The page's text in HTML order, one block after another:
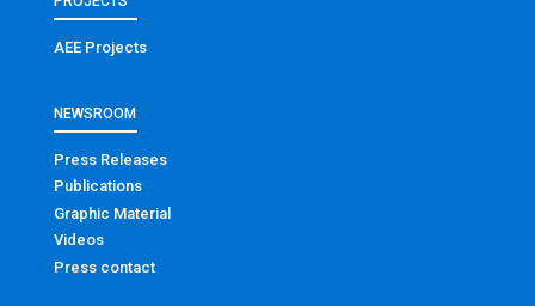
AEE Projects
NEWSROOM
Press Releases
Publications
Graphic Material
Videos
Press contact